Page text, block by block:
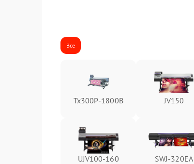
Все
Tx300P-1800B JV150
UJV100-160 SWJ-320EA